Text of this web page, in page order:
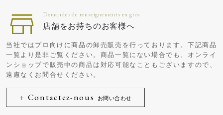
店舗をお持ちのお客様へ
当社ではプロ向けに商品の卸売販売を行っております。下記商品
一覧より是非ご覧ください。商品一覧にない場合でも、オンライ
ンショップで販売中の商品は対応可能なこともございますので、
遠慮なくお問合せください。
Contactez-nous お問い合わせ